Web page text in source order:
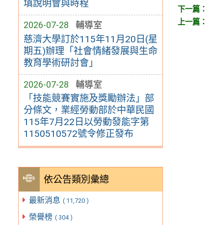
填說明會與時程
2026-07-28 輔導室
慈濟大學訂於115年11月20日(星
期五)辦理「社會情緒發展與生命
教育學術研討會」
2026-07-28 輔導室
「技能競賽實施及獎勵辦法」部
分條文，業經勞動部於中華民國
115年7月22日以勞動發能字第
1150510572號令修正發布
依公告類別彙總
最新消息 ( 11,720 )
榮譽榜 ( 304 )